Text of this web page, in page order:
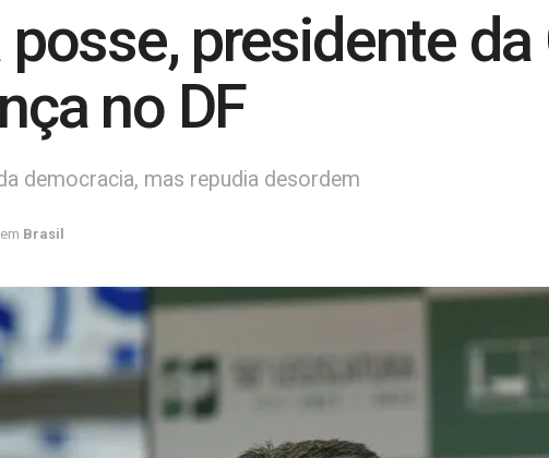
presidente da
no DF
democracia, mas repudia desordem
em Brasil